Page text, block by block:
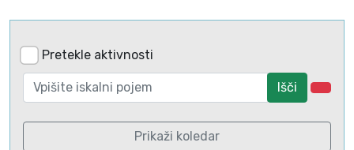
Pretekle aktivnosti
Išči
Prikaži koledar